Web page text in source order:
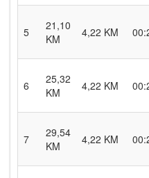
5
21,10
KM
4,22 KM
6
25,32
KM
4,22 KM
7
29,54
KM
4,22 KM